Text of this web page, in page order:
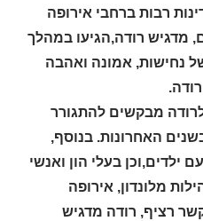
ממדינות רבות ברחבי אירופה
מדגיש רודה,הגיעו במהלך
נחישות, אמונה ואהבה
מבקשים להתגורר
האחרונות. בנוסף,
ילדים,וכן בעלי הון ואנשי
מלונדון, אירופה
רציף, רודה מדגיש